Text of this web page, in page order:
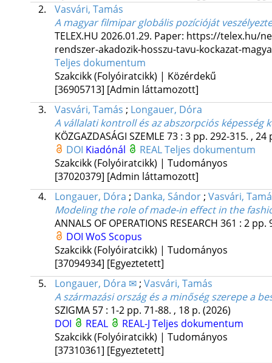
2.
Vasvári, Tamás
A magyar filmipar globális pozícióját
TELEX.HU 2026.01.29. Paper: https://telex.hu/
rendszer-akadozik-hosszu-tavu-kockazat-
Teljes dokumentum
Szakcikk (Folyóiratcikk) | Közérdekű
[36905713] [Admin láttamozott]
3.
Vasvári, Tamás ; Longauer, Dóra
A vállalati kontroll és az abszorpciós
KÖZGAZDASÁGI SZEMLE 73: 3 pp. 292-315. , 24
DOI Kiadónál REALTeljes dokumentum
Szakcikk (Folyóiratcikk) | Tudományos
[37020379] [Admin láttamozott]
4.
Longauer, Dóra ; Danka, Sándor; Vasvári,
Modeling the role of made-in effect in the
ANNALS OF OPERATIONS RESEARCH 361 : 2 pp.
DOI WoS Scopus
Szakcikk (Folyóiratcikk) | Tudományos
[37094934] [Egyeztetett]
5.
Longauer, Dóra ✉; Vasvári, Tamás
A származási ország és a minőség szerepe a
SZIGMA 57: 1-2 pp. 71-88. , 18 p. (2026)
DOI
REAL REAL-J Teljes dokumentum
Szakcikk (Folyóiratcikk) | Tudományos
[37310361] [Egyeztetett]